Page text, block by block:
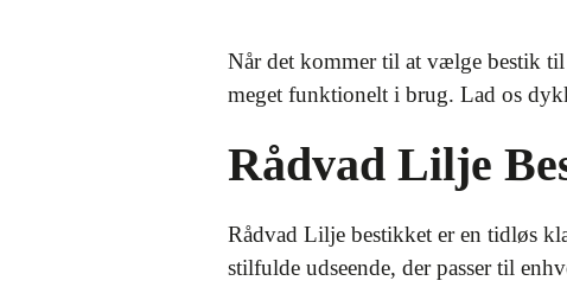
Når det kommer til at vælge bestik
meget funktionelt i brug. Lad os
Rådvad Lilje
Rådvad Lilje bestikket er en tidløs
stilfulde udseende, der passer til